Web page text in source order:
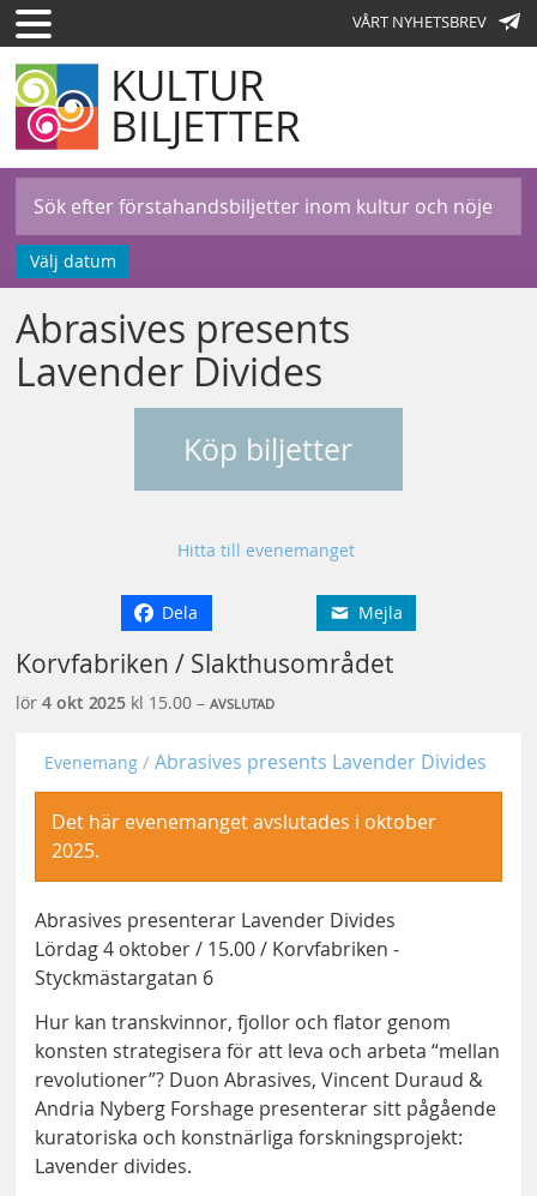
VÅRT NYHETSBREV
KULTUR
BILJETTER
Välj datum
Abrasives presents
Lavender Divides
Köp biljetter
Hitta till evenemanget
Dela Mejla
Korvfabriken / Slakthusområdet
lör4 okt 2025 kl 15.00 –AVSLUTAD
Evenemang Abrasives presents Lavender Divides
Det här evenemanget avslutades i oktober
2025.
Abrasives presenterar Lavender Divides
Lördag 4 oktober / 15.00 / Korvfabriken -
Styckmästargatan 6
Hur kan transkvinnor, fjollor och flator genom
konsten strategisera för att leva och arbeta “mellan
revolutioner”? Duon Abrasives, Vincent Duraud &
Andria Nyberg Forshage presenterar sitt pågående
kuratoriska och konstnärliga forskningsprojekt:
Lavender divides.